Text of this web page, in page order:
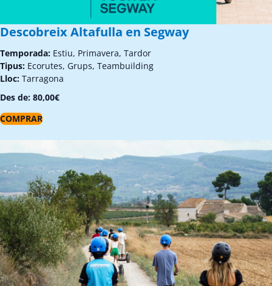
Descobreix Altafulla en Segway
Temporada: Estiu, Primavera, Tardor
Tipus: Ecorutes, Grups, Teambuilding
Lloc: Tarragona
Des de: 80,00€
COMPRAR